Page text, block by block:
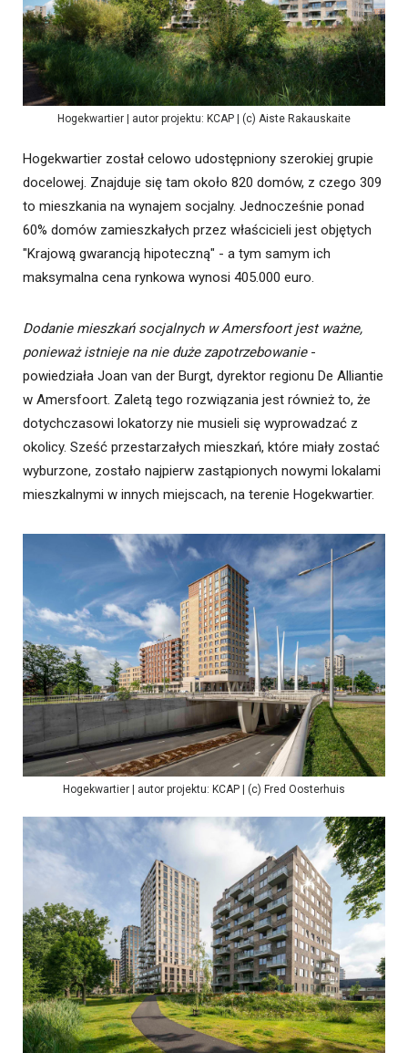
Hogekwartier | autor projektu: KCAP | (c) Aiste Rakauskaite
Hogekwartier został celowo udostępniony szerokiej grupie
docelowej. Znajduje się tam około 820 domów, z czego 309
to mieszkania na wynajem socjalny. Jednocześnie ponad
60% domów zamieszkałych przez właścicieli jest objętych
"Krajową gwarancją hipoteczną" - a tym samym ich
maksymalna cena rynkowa wynosi 405.000 euro.
Dodanie mieszkań socjalnych w Amersfoort jest ważne,
ponieważ istnieje na nie duże zapotrzebowanie-
powiedziała Joan van der Burgt, dyrektor regionu De Alliantie
w Amersfoort. Zaletą tego rozwiązania jest również to, że
dotychczasowi lokatorzy nie musieli się wyprowadzać z
okolicy. Sześć przestarzałych mieszkań, które miały zostać
wyburzone, zostało najpierw zastąpionych nowymi lokalami
mieszkalnymi w innych miejscach, na terenie Hogekwartier.
Hogekwartier | autor projektu: KCAP | (c) Fred Oosterhuis